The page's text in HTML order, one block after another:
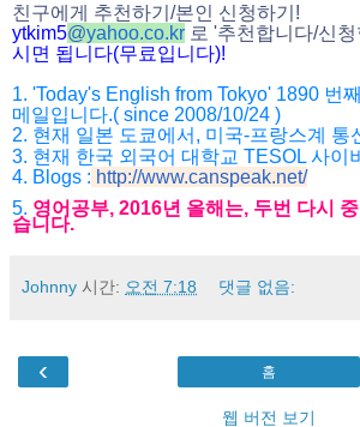
친구에게 추천하기/본인 신청하기!
ytkim5@yahoo.co.kr 로 '추천합니다/신
시면 됩니다(무료입니다)!
1. 'Today's English from Tokyo' 1890 번
메일입니다.( since 2008/10/24 )
2. 현재 일본 도쿄에서, 미국-프랑스계 통
3. 현재 한국 외국어 대학교 TESOL 사이
4. Blogs : http://www.canspeak.net/
5. 영어공부, 2016년 올해는, 두번 다시
습니다.
Johnny 시간: 오전 7:18 댓글 없음:
‹ 홈
웹 버전 보기